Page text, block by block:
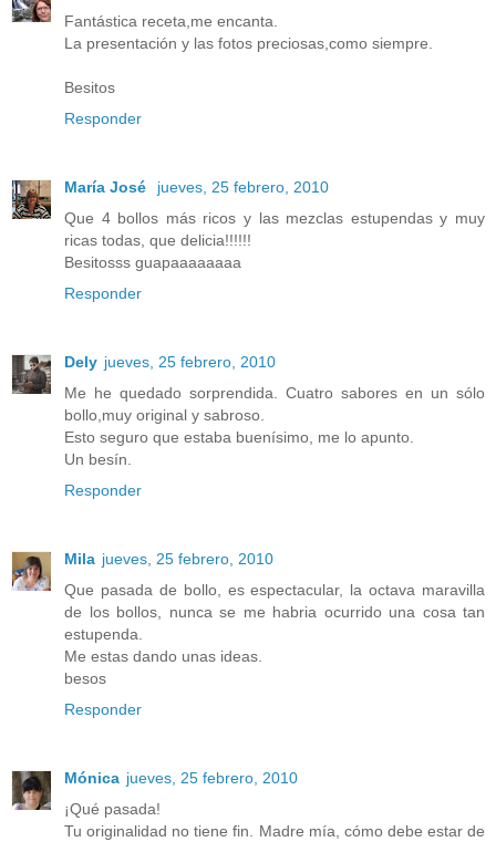
Fantástica receta,me encanta.
La presentación y las fotos preciosas,como siempre.
Besitos
Responder
María José
jueves, 25 febrero, 2010
Que 4 bollos más ricos y las mezclas estupendas y muy
ricas todas, que delicia!!!!!!
Besitosss guapaaaaaaaa
Responder
Dely jueves, 25 febrero, 2010
Me he quedado sorprendida. Cuatro sabores en un sólo
bollo,muy original y sabroso.
Esto seguro que estaba buenísimo, me lo apunto.
Un besín.
Responder
Mila jueves, 25 febrero, 2010
Que pasada de bollo, es espectacular, la octava maravilla
de los bollos, nunca se me habria ocurrido una cosa tan
estupenda.
Me estas dando unas ideas.
besos
Responder
Mónica jueves, 25 febrero, 2010
¡Qué pasada!
Tu originalidad no tiene fin. Madre mía, cómo debe estar de